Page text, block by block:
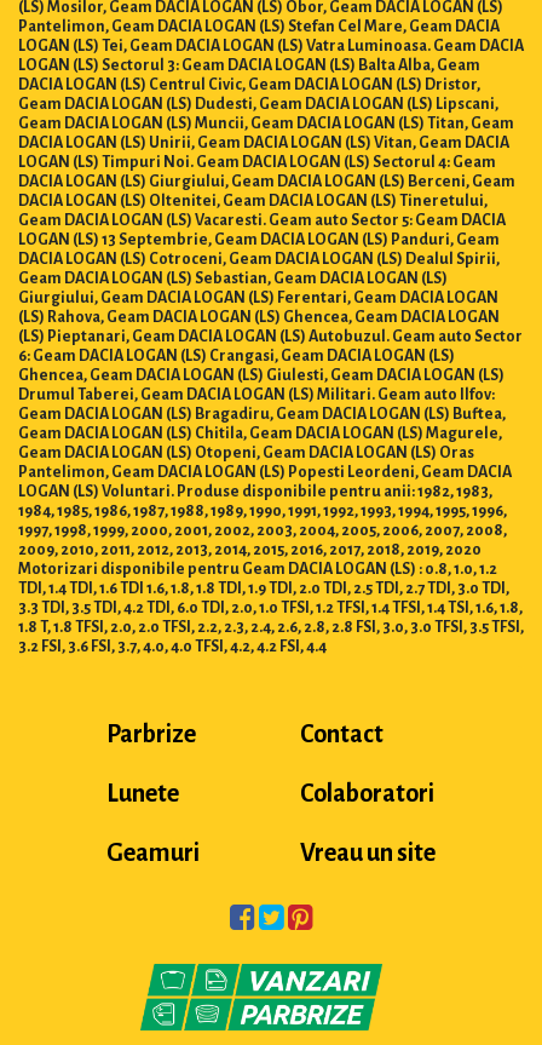
Pantelimon, Geam DACIA LOGAN (LS) Stefan Cel Mare, Geam DACIA
LOGAN (LS) Tei, Geam DACIA LOGAN (LS) Vatra Luminoasa. Geam DACIA
LOGAN (LS) Sectorul 3: Geam DACIA LOGAN (LS) Balta Alba, Geam
DACIA LOGAN (LS) Centrul Civic, Geam DACIA LOGAN (LS) Dristor,
Geam DACIA LOGAN (LS) Dudesti, Geam DACIA LOGAN (LS) Lipscani,
Geam DACIA LOGAN (LS) Muncii, Geam DACIA LOGAN (LS) Titan, Geam
DACIA LOGAN (LS) Unirii, Geam DACIA LOGAN (LS) Vitan, Geam DACIA
LOGAN (LS) Timpuri Noi. Geam DACIA LOGAN (LS) Sectorul 4: Geam
DACIA LOGAN (LS) Giurgiului, Geam DACIA LOGAN (LS) Berceni, Geam
DACIA LOGAN (LS) Oltenitei, Geam DACIA LOGAN (LS) Tineretului,
Geam DACIA LOGAN (LS) Vacaresti. Geam auto Sector 5: Geam DACIA
LOGAN (LS) 13 Septembrie, Geam DACIA LOGAN (LS) Panduri, Geam
DACIA LOGAN (LS) Cotroceni, Geam DACIA LOGAN (LS) Dealul Spirii,
Geam DACIA LOGAN (LS) Sebastian, Geam DACIA LOGAN (LS)
Giurgiului, Geam DACIA LOGAN (LS) Ferentari, Geam DACIA LOGAN
(LS) Rahova, Geam DACIA LOGAN (LS) Ghencea, Geam DACIA LOGAN
(LS) Pieptanari, Geam DACIA LOGAN (LS) Autobuzul. Geam auto Sector
6: Geam DACIA LOGAN (LS) Crangasi, Geam DACIA LOGAN (LS)
Ghencea, Geam DACIA LOGAN (LS) Giulesti, Geam DACIA LOGAN (LS)
Drumul Taberei, Geam DACIA LOGAN (LS) Militari. Geam auto Ilfov:
Geam DACIA LOGAN (LS) Bragadiru, Geam DACIA LOGAN (LS) Buftea,
Geam DACIA LOGAN (LS) Chitila, Geam DACIA LOGAN (LS) Magurele,
Geam DACIA LOGAN (LS) Otopeni, Geam DACIA LOGAN (LS) Oras
Pantelimon, Geam DACIA LOGAN (LS) Popesti Leordeni, Geam DACIA
LOGAN (LS) Voluntari. Produse disponibile pentru anii: 1982, 1983,
1984, 1985, 1986, 1987, 1988, 1989, 1990, 1991, 1992, 1993, 1994, 1995, 1996,
1997, 1998, 1999, 2000, 2001, 2002, 2003, 2004, 2005, 2006, 2007, 2008,
2009, 2010, 2011, 2012, 2013, 2014, 2015, 2016, 2017, 2018, 2019, 2020
Motorizari disponibile pentru Geam DACIA LOGAN (LS) : 0.8, 1.0, 1.2
TDI, 1.4 TDI, 1.6 TDI 1.6, 1.8, 1.8 TDI, 1.9 TDI, 2.0 TDI, 2.5 TDI, 2.7 TDI, 3.0 TDI,
3.3 TDI, 3.5 TDI, 4.2 TDI, 6.0 TDI, 2.0, 1.0 TFSI, 1.2 TFSI, 1.4 TFSI, 1.4 TSI, 1.6, 1.8,
1.8 T, 1.8 TFSI, 2.0, 2.0 TFSI, 2.2, 2.3, 2.4, 2.6, 2.8, 2.8 FSI, 3.0, 3.0 TFSI, 3.5 TFSI,
3.2 FSI, 3.6 FSI, 3.7, 4.0, 4.0 TFSI, 4.2, 4.2 FSI, 4.4
Parbrize
Lunete
Geamuri
Contact
Colaboratori
Vreau un site